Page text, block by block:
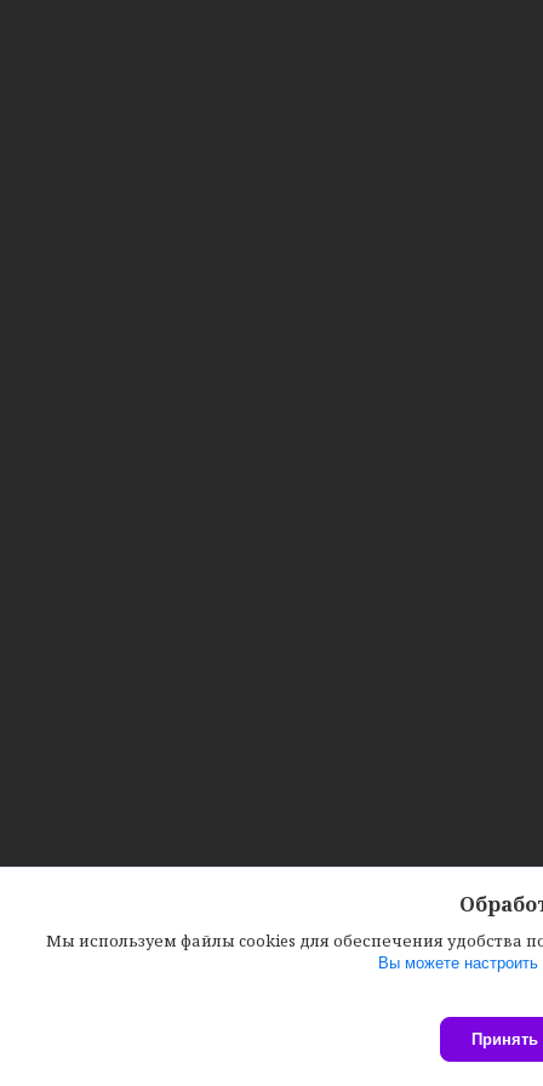
Мы используем файлы cookies для обеспечения удобства
Вы можете
Принять